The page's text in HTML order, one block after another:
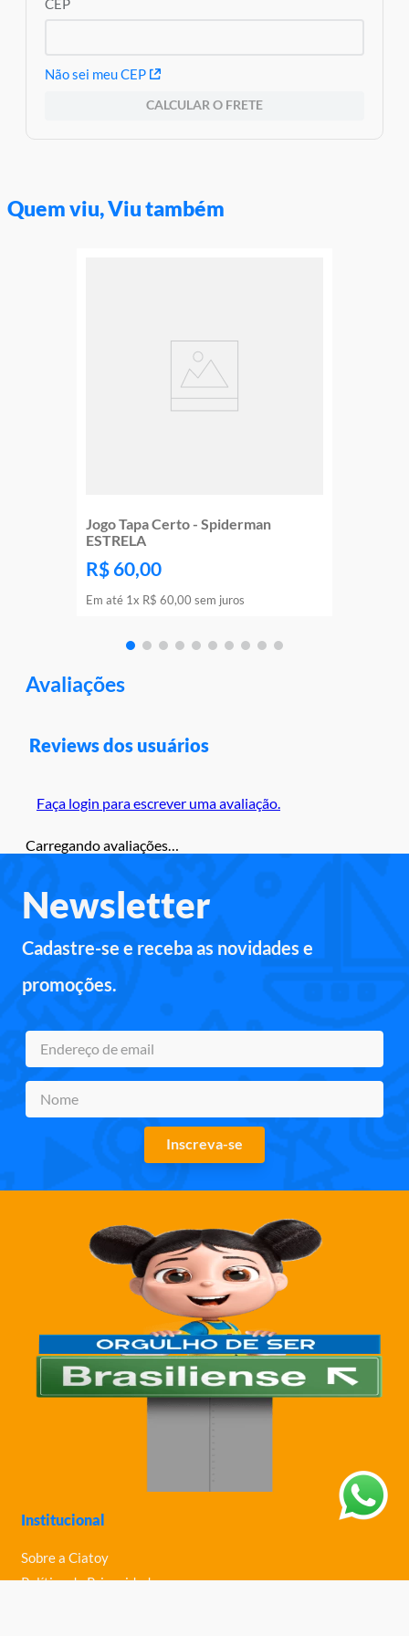
CEP
Não sei meu CEP
CALCULAR O FRETE
Quem viu, Viu também
Jogo Tapa Certo - Spiderman
ESTRELA
R$ 60,00
Em até 1x R$ 60,00 sem juros
Avaliações
Reviews dos usuários
Faça login para escrever uma avaliação.
Carregando avaliações…
Newsletter
Cadastre-se e receba as novidades e
promoções.
Inscreva-se
Institucional
Sobre a Ciatoy
Política de Privacidade